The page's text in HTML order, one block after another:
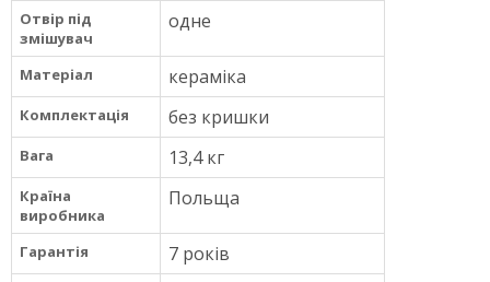
Отвір під
змішувач
одне
Матеріал кераміка
Комплектація без кришки
Вага 13,4 кг
Країна
виробника
Польща
Гарантія 7 років